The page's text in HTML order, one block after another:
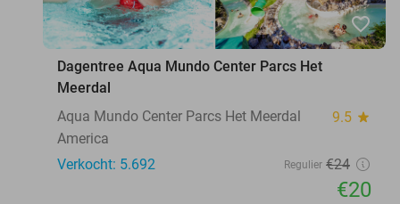
favorite_border
Dagentree Aqua Mundo Center Parcs Het
Meerdal
Aqua Mundo Center Parcs Het Meerdal
9.5 star
America
Verkocht: 5.692
Regulier €24
€20